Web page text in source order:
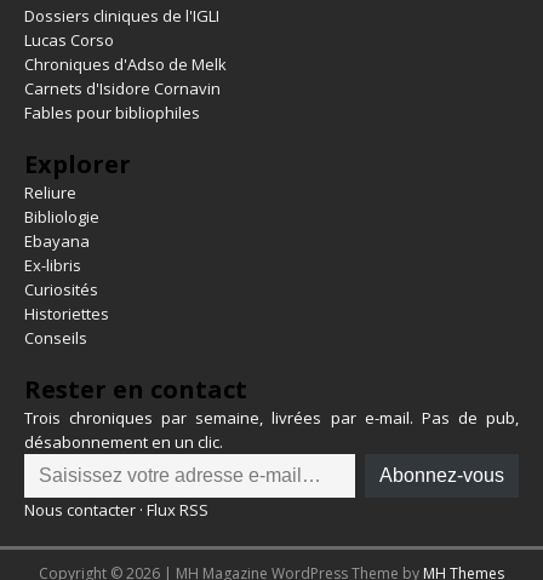
Dossiers cliniques de l'IGLI
Lucas Corso
Chroniques d'Adso de Melk
Carnets d'Isidore Cornavin
Fables pour bibliophiles
Explorer
Reliure
Bibliologie
Ebayana
Ex-libris
Curiosités
Historiettes
Conseils
Rester en contact
Trois chroniques par semaine, livrées par e-mail. Pas de pub,
désabonnement en un clic.
Abonnez-vous
Nous contacter · Flux RSS
Copyright © 2026 | MH Magazine WordPress Theme by MH Themes